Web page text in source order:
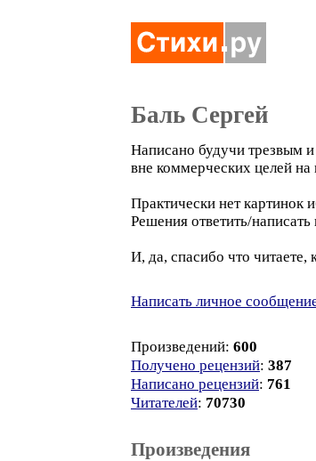
Баль Сергей
Написано будучи трезвым
вне коммерческих целей на
Практически нет картинок
Решения ответить/
И, да, спасибо что читаете,
Написать личное
Произведений: 600
Получено рецензий: 387
Написано рецензий: 761
Читателей: 70730
Произведения